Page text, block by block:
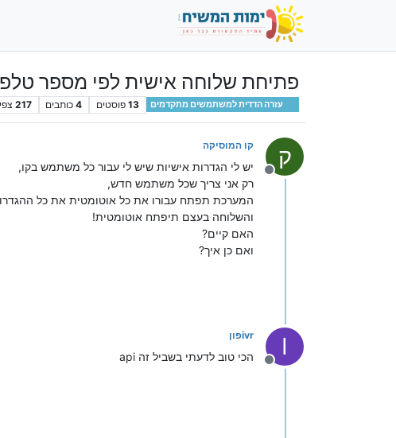
פתיחת שלוחה אישית לפי מספר
עזרה הדדית למשתמשים מתקדמים 13 פוסטים 4 כותבים 217
ק
מנותק
קו המוסיקה
יש לי הגדרות אישיות שיש לי עבור כל משתמש בקו,
רק אני צריך שכל משתמש חדש,
המערכת תפתח עבורו את כל אוטומטית את כל
והשלוחה בעצם תיפתח אוטומטית!
האם קיים?
ואם כן איך?
I
מנותק
ivrפון
api הכי טוב לדעתי בשביל זה